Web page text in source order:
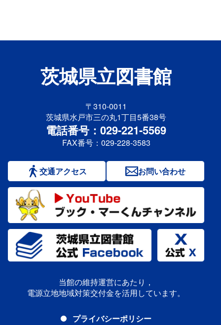
茨城県立図書館
〒310-0011
茨城県水戸市三の丸1丁目5番38号
電話番号：029-221-5569
FAX番号：029-228-3583
交通アクセス お問い合わせ
当館の維持運営にあたり，
電源立地地域対策交付金を活用しています。
プライバシーポリシー